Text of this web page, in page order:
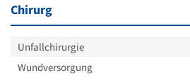
Chirurg
Unfallchirurgie
Wundversorgung